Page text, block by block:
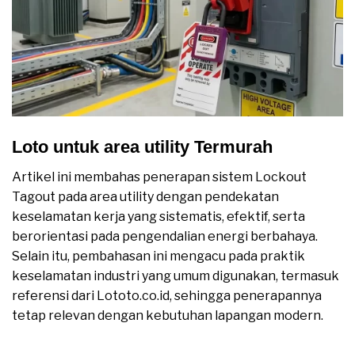
Loto untuk area utility Termurah
Artikel ini membahas penerapan sistem Lockout
Tagout pada area utility dengan pendekatan
keselamatan kerja yang sistematis, efektif, serta
berorientasi pada pengendalian energi berbahaya.
Selain itu, pembahasan ini mengacu pada praktik
keselamatan industri yang umum digunakan, termasuk
referensi dari Lototo.co.id, sehingga penerapannya
tetap relevan dengan kebutuhan lapangan modern.